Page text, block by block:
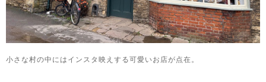
小さな村の中にはインスタ映えする可愛いお店が点在。